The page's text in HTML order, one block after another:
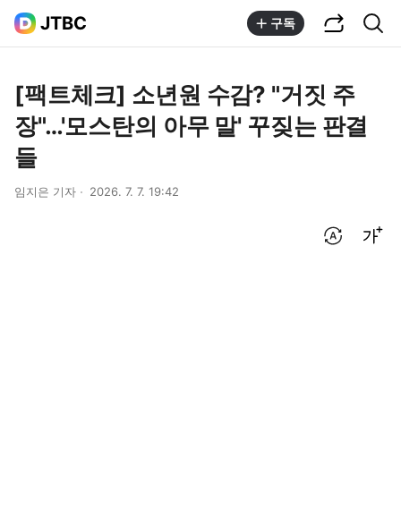
JTBC 구독
[팩트체크] 소년원 수감? "거짓 주
장"…'모스탄의 아무 말' 꾸짖는 판결
들
임지은 기자 2026. 7. 7. 19:42